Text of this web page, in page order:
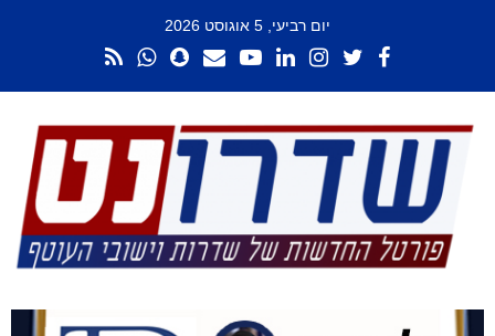
יום רביעי, 5 אוגוסט 2026